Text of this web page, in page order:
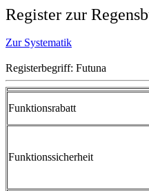
Register zur
Zur Systematik
Registerbegriff: Futuna
Funktionsrabatt
Funktionssicherheit